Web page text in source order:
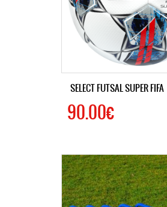
SELECT FUTSAL SUPER FIFA
90.00€